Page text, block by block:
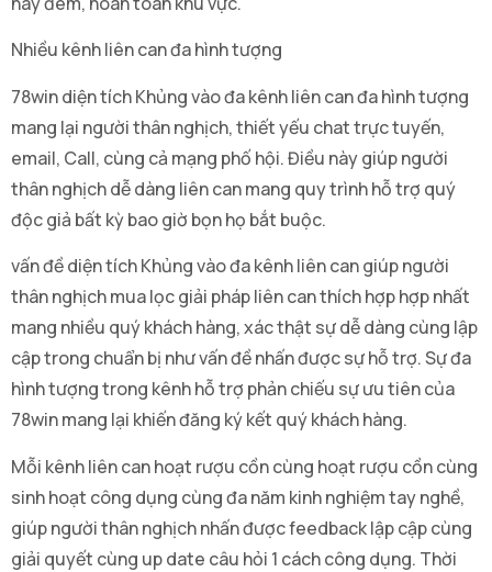
Nhiều kênh liên can đa hình tượng
78win diện tích Khủng vào đa kênh liên can đa hình tượng
mang lại người thân nghịch, thiết yếu chat trực tuyến,
email, Call, cùng cả mạng phố hội. Điều này giúp người
thân nghịch dễ dàng liên can mang quy trình hỗ trợ quý
độc giả bất kỳ bao giờ bọn họ bắt buộc.
vấn đề diện tích Khủng vào đa kênh liên can giúp người
thân nghịch mua lọc giải pháp liên can thích hợp hợp nhất
mang nhiều quý khách hàng, xác thật sự dễ dàng cùng lập
cập trong chuẩn bị như vấn đề nhấn được sự hỗ trợ. Sự đa
hình tượng trong kênh hỗ trợ phản chiếu sự ưu tiên của
78win mang lại khiến đăng ký kết quý khách hàng.
Mỗi kênh liên can hoạt rượu cồn cùng hoạt rượu cồn cùng
sinh hoạt công dụng cùng đa năm kinh nghiệm tay nghề,
giúp người thân nghịch nhấn được feedback lập cập cùng
giải quyết cùng up date câu hỏi 1 cách công dụng. Thời